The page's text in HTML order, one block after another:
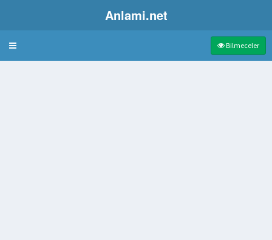
Anlami.net
Bulmaca Bilmeceler